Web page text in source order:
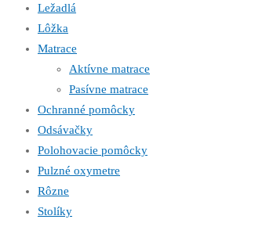
Ležadlá
Lôžka
Matrace
Aktívne matrace
Pasívne matrace
Ochranné pomôcky
Odsávačky
Polohovacie pomôcky
Pulzné oxymetre
Rôzne
Stolíky